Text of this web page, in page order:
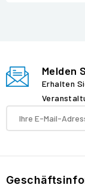
Melden
Erhalten